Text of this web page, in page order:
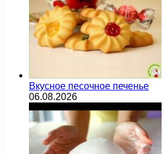
Вкусное песочное печенье
06.08.2026